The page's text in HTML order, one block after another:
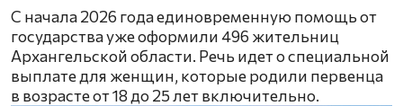
С начала 2026 года единовременную помощь от
государства уже оформили 496 жительниц
Архангельской области. Речь идет о специальной
выплате для женщин, которые родили первенца
в возрасте от 18 до 25 лет включительно.